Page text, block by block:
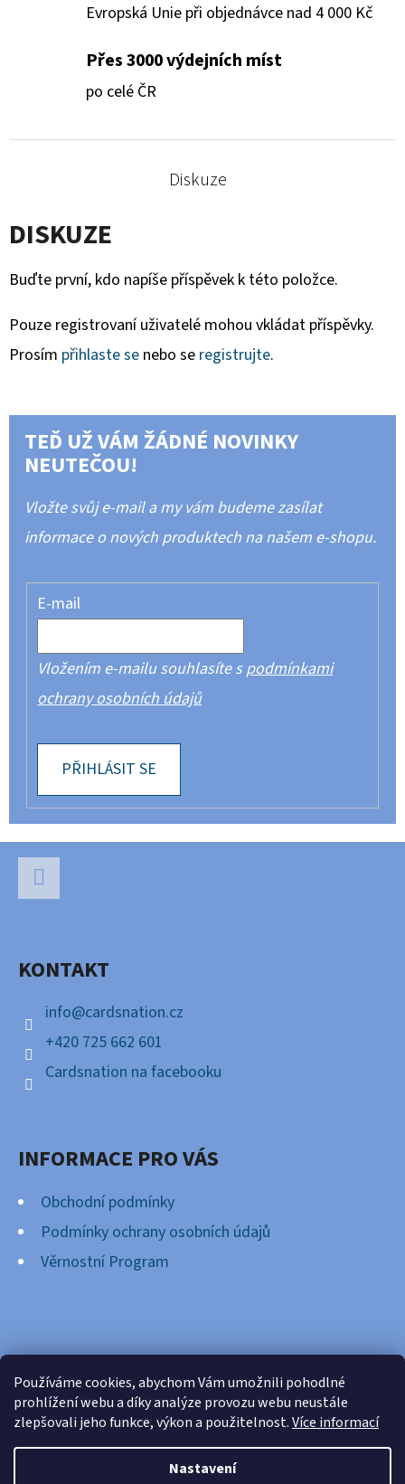
Používáme cookies, abychom Vám umožnili pohodlné
prohlížení webu a díky analýze provozu webu neustále
zlepšovali jeho funkce, výkon a použitelnost.Více informací
Nastavení
Evropská Unie při objednávce nad 4 000 Kč
Přes 3000 výdejních míst
po celé ČR
Diskuze
DISKUZE
Buďte první, kdo napíše příspěvek k této položce.
Pouze registrovaní uživatelé mohou vkládat příspěvky.
Prosím přihlaste se nebo se registrujte.
TEĎ UŽ VÁM ŽÁDNÉ NOVINKY
NEUTEČOU!
Vložte svůj e-mail a my vám budeme zasílat
informace o nových produktech na našem e-shopu.
E-mail
Vložením e-mailu souhlasíte spodmínkami
ochrany osobních údajů
PŘIHLÁSIT SE
KONTAKT
info@cardsnation.cz
+420 725 662 601
Cardsnation na facebooku
INFORMACE PRO VÁS
Obchodní podmínky
Podmínky ochrany osobních údajů
Věrnostní Program
FACEBOOK